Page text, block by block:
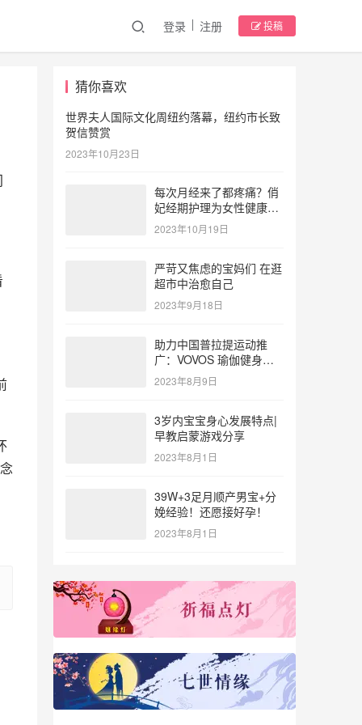
登录 注册 投稿
猜你喜欢
世界夫人国际文化周纽约落幕，纽约市长致
贺信赞赏
2023年10月23日
每次月经来了都疼痛？俏
妃经期护理为女性健康护
航
2023年10月19日
严苛又焦虑的宝妈们 在逛
超市中治愈自己
2023年9月18日
助力中国普拉提运动推
广：VOVOS 瑜伽健身服
参与北体大专业普拉提教
练培训
2023年8月9日
3岁内宝宝身心发展特点|
早教启蒙游戏分享
2023年8月1日
39W+3足月顺产男宝+分
娩经验！还愿接好孕！
2023年8月1日